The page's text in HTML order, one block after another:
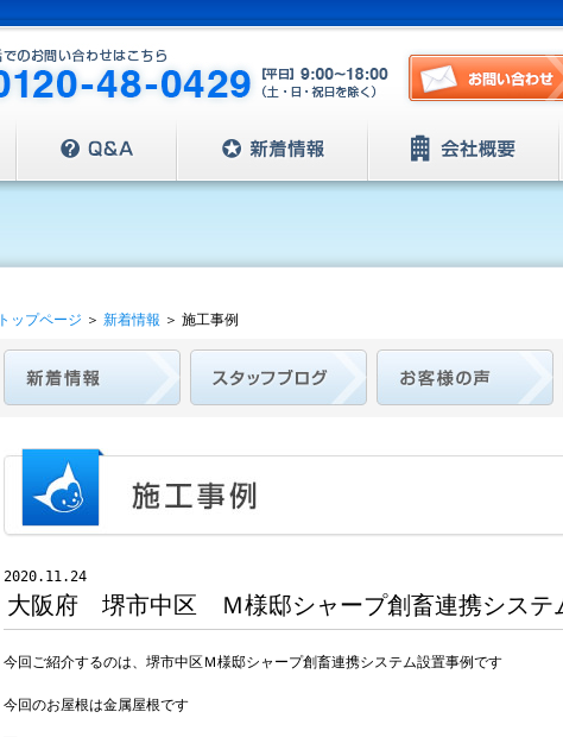
トップページ ＞ 新着情報 ＞ 施工事例
2020.11.24
大阪府 堺市中区 Ｍ様邸シャープ創畜連携システ
今回ご紹介するのは、堺市中区Ｍ様邸シャープ創畜連携システム設置事例です
今回のお屋根は金属屋根です